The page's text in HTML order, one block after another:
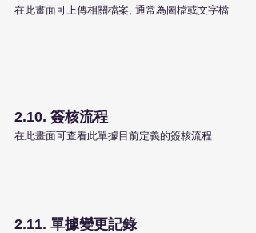
在此畫面可上傳相關檔案, 通常為圖檔或文字檔
2.10. 簽核流程
在此畫面可查看此單據目前定義的簽核流程
2.11. 單據變更記錄